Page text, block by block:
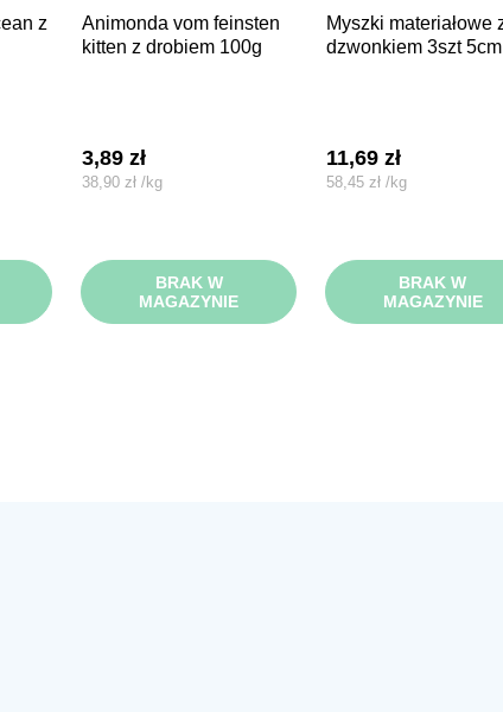
animonda vom feinsten
kitten z drobiem 100g
3,89zł
38,90 zł /kg
BRAK W
MAGAZYNIE
myszki materiałowe z
dzwonkiem 3szt 5cm
11,69 zł
58,45 zł /kg
BRAK W
MAGAZYNIE